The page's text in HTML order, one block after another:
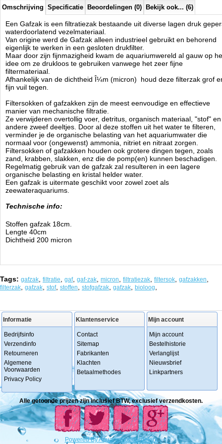
Omschrijving Specificatie Beoordelingen (0) Bekijk ook... (6)
Een Gafzak is een filtratiezak bestaande uit diverse lagen druk
waterdoorlatend vezelmateriaal.
Van origine werd de Gafzak alleen industrieel gebruikt en behorend
eigenlijk te werken in een gesloten drukfilter.
Maar door zijn fijnmazigheid kwam de aquariumwereld al gauw op
idee om ze drukloos te gebruiken vanwege het zeer fijne
filtermateriaal.
Afhankelijk van de dichtheid Î¼m (micron) houd deze filterzak grof
fijn vuil tegen.
Filtersokken of gafzakken zijn de meest eenvoudige en effectieve
manier van mechanische filtratie.
Ze verwijderen overtollig voer, detritus, organisch materiaal, "stof" en
andere zweef deeltjes. Door al deze stoffen uit het water te filteren,
verminder je de organische belasting van het aquariumwater die
normaal voor (ongewenst) ammonia, nitriet en nitraat zorgen.
Filtersokken of gafzakken houden ook grotere dingen tegen, zoals
zand, krabben, slakken, enz die de pomp(en) kunnen beschadigen.
Regelmatig gebruik van de gafzak zal resulteren in een lagere
organische belasting en kristal helder water.
Een gafzak is uitermate geschikt voor zowel zoet als
zeewateraquariums.
Technische info:
Stoffen gafzak 18cm.
Lengte 40cm
Dichtheid 200 micron
Tags: gafzak filtratie gaf, gaf-zak micron filtratiezak filtersok gafzakken
filterzak gafzak stof, stoffen stofgafzak gafzak bioloog
Informatie
Bedrijfsinfo
Verzendinfo
Retourneren
Algemene
Voorwaarden
Privacy Policy
Klantenservice
Contact
Sitemap
Fabrikanten
Klachten
Betaalmethodes
Mijn account
Mijn account
Bestelhistorie
Verlanglijst
Nieuwsbrief
Linkpartners
Alle getoonde prijzen zijn inclusief BTW, exclusief verzendkosten.
PoweredByAquariumonderdelen.